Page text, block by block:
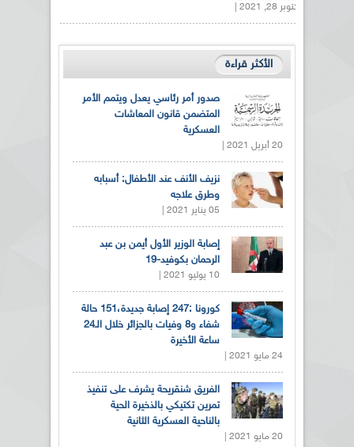
أكتوبر 28, 2021 |
الأكثر قراءة
صدور أمر رئاسي يعدل ويتمم الأمر
المتضمن قانون المعاشات
العسكرية
20 أبريل 2021 |
نزيف الأنف عند الأطفال: أسبابه
وطرق علاجه
05 يناير 2021 |
إصابة الوزير الأول أيمن بن عبد
الرحمان بكوفيد-19
10 يوليو 2021 |
كورونا :247 إصابة جديدة،151 حالة
شفاء و8 وفيات بالجزائر خلال الـ24
ساعة الأخيرة
24 مايو 2021 |
الفريق شنقريحة يشرف على تنفيذ
تمرين تكتيكي بالذخيرة الحية
بالناحية العسكرية الثانية
20 مايو 2021 |